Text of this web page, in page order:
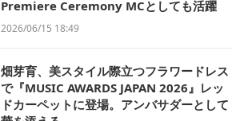
Premiere Ceremony MCとしても活躍
2026/06/15 18:49
畑芽育、美スタイル際立つフラワードレス
で『MUSIC AWARDS JAPAN 2026』レッ
ドカーペットに登場。アンバサダーとして